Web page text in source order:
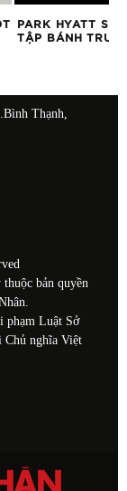
PARK HYATT
TẬP BÁNH
Thạnh,
bản quyền
phạm Luật Sở
Chủ nghĩa Việt